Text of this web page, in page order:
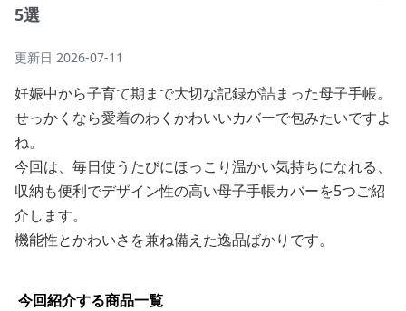
5選
更新日 2026-07-11
妊娠中から子育て期まで大切な記録が詰まった母子手帳。
せっかくなら愛着のわくかわいいカバーで包みたいですよ
ね。
今回は、毎日使うたびにほっこり温かい気持ちになれる、
収納も便利でデザイン性の高い母子手帳カバーを5つご紹
介します。
機能性とかわいさを兼ね備えた逸品ばかりです。
今回紹介する商品一覧